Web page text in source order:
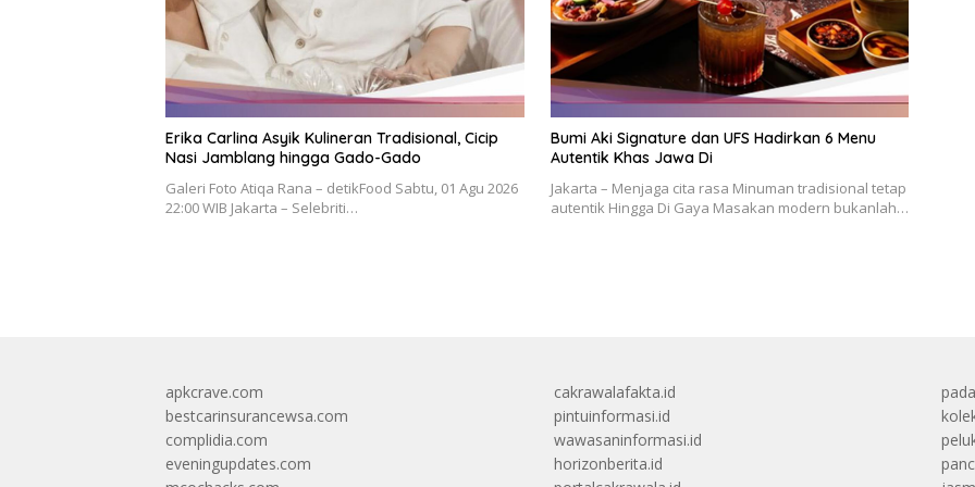
Erika Carlina Asyik Kulineran Tradisional, Cicip
Nasi Jamblang hingga Gado-Gado
Galeri Foto Atiqa Rana – detikFood Sabtu, 01 Agu 2026
22:00 WIB Jakarta – Selebriti…
Bumi Aki Signature dan UFS Hadirkan 6 Menu
Autentik Khas Jawa Di
Jakarta – Menjaga cita rasa Minuman tradisional tetap
autentik Hingga Di Gaya Masakan modern bukanlah…
apkcrave.com
bestcarinsurancewsa.com
complidia.com
eveningupdates.com
cakrawalafakta.id
pintuinformasi.id
wawasaninformasi.id
horizonberita.id